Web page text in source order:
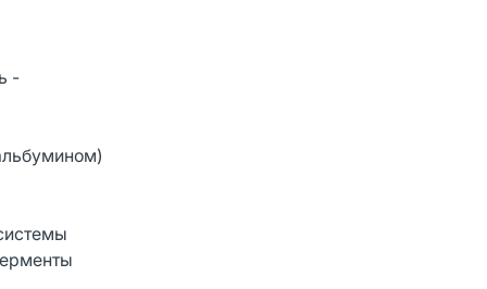
-